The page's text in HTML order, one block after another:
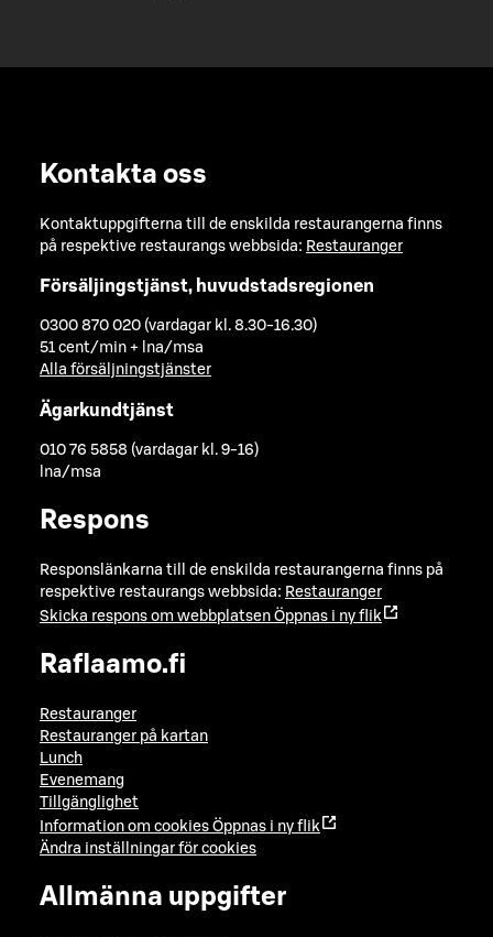
Kontakta oss
Kontaktuppgifterna till de enskilda restaurangerna finns
på respektive restaurangs webbsida: Restauranger
Försäljingstjänst, huvudstadsregionen
0300 870 020 (vardagar kl. 8.30-16.30)
51 cent/min + lna/msa
Alla försäljningstjänster
Ägarkundtjänst
010 76 5858 (vardagar kl. 9-16)
lna/msa
Respons
Responslänkarna till de enskilda restaurangerna finns på
respektive restaurangs webbsida: Restauranger
Skicka respons om webbplatsen Öppnas i ny flik
Raflaamo.fi
Restauranger
Restauranger på kartan
Lunch
Evenemang
Tillgänglighet
Information om cookies Öppnas i ny flik
Ändra inställningar för cookies
Allmänna uppgifter